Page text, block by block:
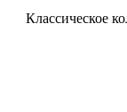
Классическое